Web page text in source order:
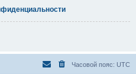
Часовой пояс: UTC